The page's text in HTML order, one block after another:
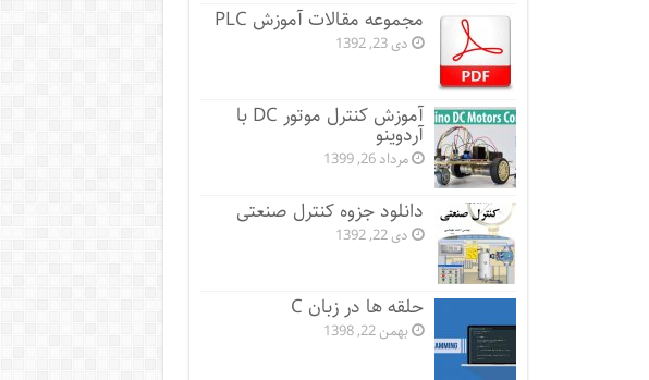
مجموعه مقالات آموزش PLC
دی 23, 1392
آموزش کنترل موتور DC با
آردوینو
مرداد 26, 1399
دانلود جزوه کنترل صنعتی
دی 22, 1392
حلقه ها در زبان C
بهمن 22, 1398